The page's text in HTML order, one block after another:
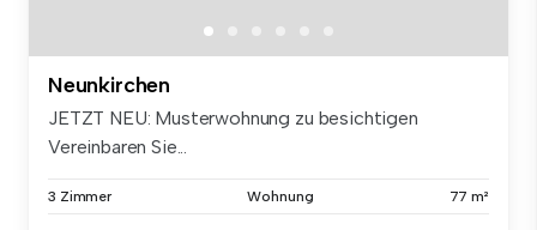
Neunkirchen
JETZT NEU: Musterwohnung zu besichtigen
Vereinbaren Sie...
3 Zimmer Wohnung 77 m²